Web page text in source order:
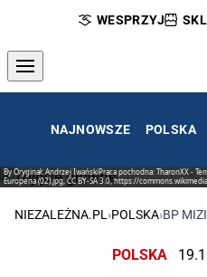
WESPRZYJ
NAJNOWSZE POLSKA
By Oryginał: Andrzej IwańskiPraca pochodna: TharonXX -
Europena (02).jpg, CC BY-SA 3.0, https://
NIEZALEŻNA.PL ›POLSKA›BP
POLSKA